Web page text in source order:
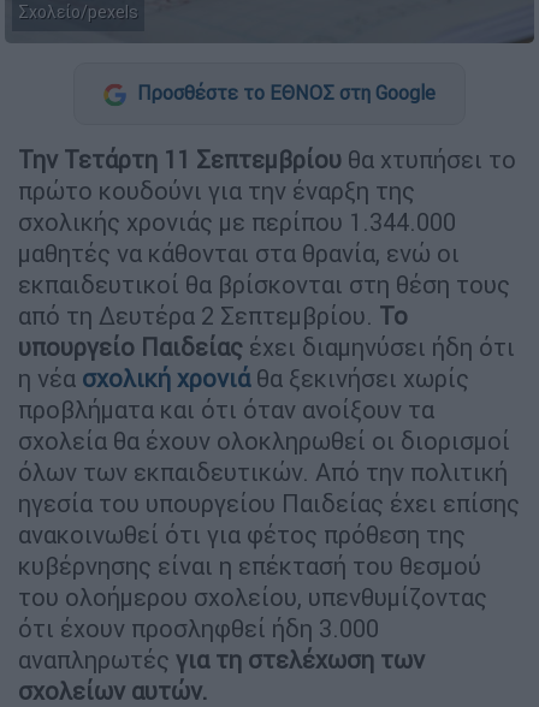
Σχολείο/pexels
Προσθέστε το ΕΘΝΟΣ στη Google
Την Τετάρτη 11 Σεπτεμβρίου θα χτυπήσει το
πρώτο κουδούνι για την έναρξη της
σχολικής χρονιάς με περίπου 1.344.000
μαθητές να κάθονται στα θρανία, ενώ οι
εκπαιδευτικοί θα βρίσκονται στη θέση τους
από τη Δευτέρα 2 Σεπτεμβρίου. Το
υπουργείο Παιδείας έχει διαμηνύσει ήδη ότι
η νέα σχολική χρονιά θα ξεκινήσει χωρίς
προβλήματα και ότι όταν ανοίξουν τα
σχολεία θα έχουν ολοκληρωθεί οι διορισμοί
όλων των εκπαιδευτικών. Από την πολιτική
ηγεσία του υπουργείου Παιδείας έχει επίσης
ανακοινωθεί ότι για φέτος πρόθεση της
κυβέρνησης είναι η επέκτασή του θεσμού
του ολοήμερου σχολείου, υπενθυμίζοντας
ότι έχουν προσληφθεί ήδη 3.000
αναπληρωτές για τη στελέχωση των
σχολείων αυτών.